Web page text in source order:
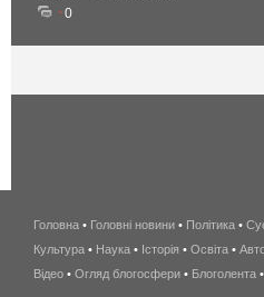
0
Головна • Головні новини • Політика •
Культура • Наука • Історія • Освіта •
Відео • Огляд блогосфери • Блоголента •